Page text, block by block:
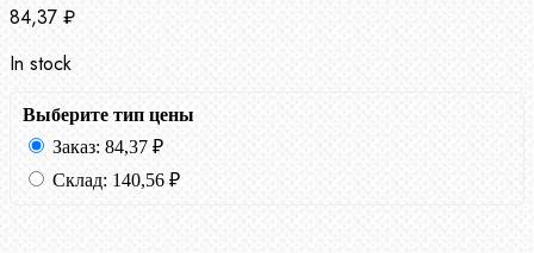
84,37 ₽
In stock
Выберите тип цены
Заказ: 84,37 ₽
Склад: 140,56 ₽